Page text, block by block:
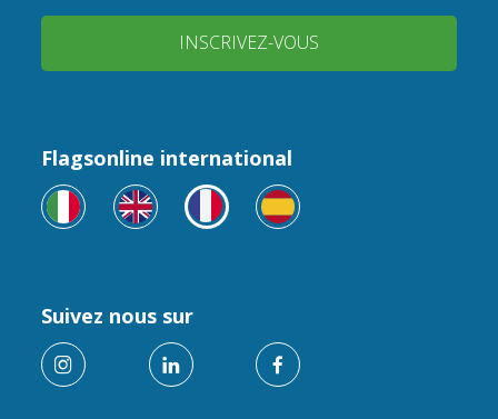
INSCRIVEZ-VOUS
Flagsonline international
Suivez nous sur